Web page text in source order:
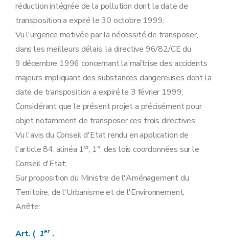
réduction intégrée de la pollution dont la date de
transposition a expiré le 30 octobre 1999;
Vu l'urgence motivée par la nécessité de transposer,
dans les meilleurs délais, la directive 96/82/CE du
9 décembre 1996 concernant la maîtrise des accidents
majeurs impliquant des substances dangereuses dont la
date de transposition a expiré le 3 février 1999;
Considérant que le présent projet a précisément pour
objet notamment de transposer ces trois directives;
Vu l'avis du Conseil d'Etat rendu en application de
l'article 84, alinéa 1er, 1°, des lois coordonnées sur le
Conseil d'Etat;
Sur proposition du Ministre de l'Aménagement du
Territoire, de l'Urbanisme et de l'Environnement,
Arrête:
Art. ( 1er .